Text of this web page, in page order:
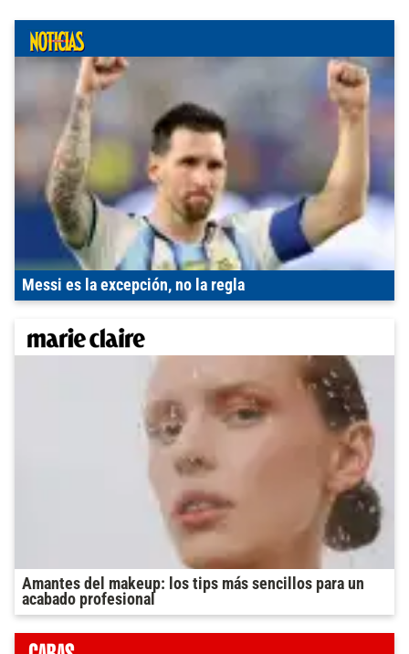
Messi es la excepción, no la regla
Amantes del makeup: los tips más sencillos para un
acabado profesional